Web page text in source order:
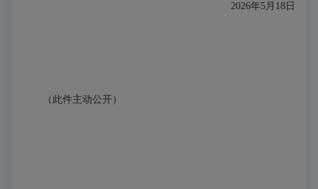
2026年5月18日
（此件主动公开）